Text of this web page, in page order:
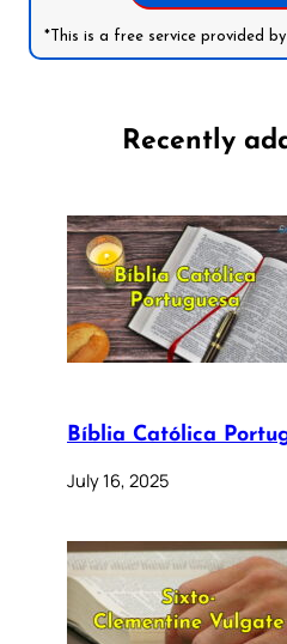
*This is a free service provided
Recently
Bíblia Católica
July 16, 2025